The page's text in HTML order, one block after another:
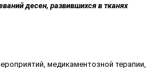
десен, развившихся в тканях
медикаментозной терапии,